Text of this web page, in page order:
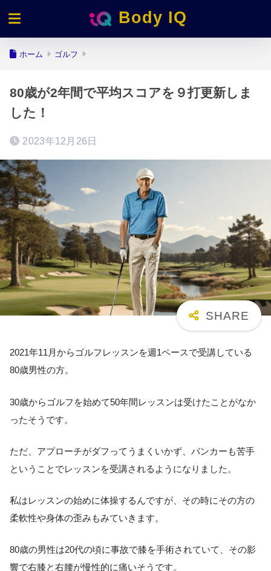
Body IQ
ホーム ゴルフ
80歳が2年間で平均スコアを９打更新しま
した！
2023年12月26日
2021年11月からゴルフレッスンを週1ペースで受講している
80歳男性の方。
30歳からゴルフを始めて50年間レッスンは受けたことがなか
ったそうです。
ただ、アプローチがダフってうまくいかず、バンカーも苦手
ということでレッスンを受講されるようになりました。
私はレッスンの始めに体操するんですが、その時にその方の
柔軟性や身体の歪みもみていきます。
80歳の男性は20代の頃に事故で膝を手術されていて、その影
響で右膝と右腰が慢性的に痛いそうです。